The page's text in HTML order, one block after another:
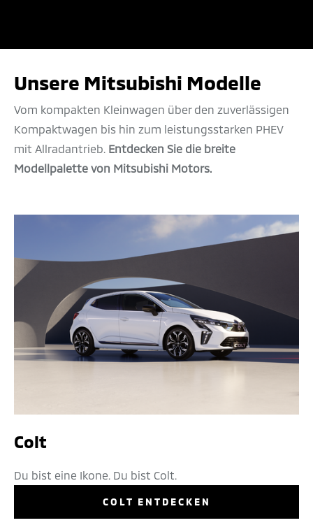
Unsere Mitsubishi Modelle
Vom kompakten Kleinwagen über den zuverlässigen
Kompaktwagen bis hin zum leistungsstarken PHEV
mit Allradantrieb. Entdecken Sie die breite
Modellpalette von Mitsubishi Motors.
Colt
Du bist eine Ikone. Du bist Colt.
COLT ENTDECKEN